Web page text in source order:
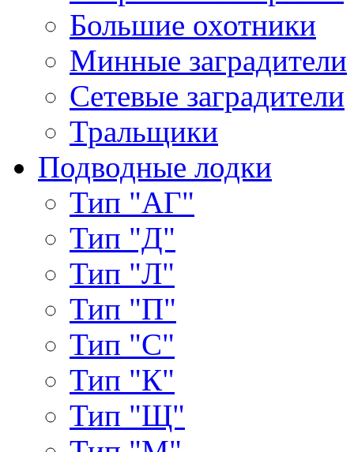
Большие охотники
Минные заградители
Сетевые заградители
Тральщики
Подводные лодки
Тип "АГ"
Тип "Д"
Тип "Л"
Тип "П"
Тип "С"
Тип "К"
Тип "Щ"